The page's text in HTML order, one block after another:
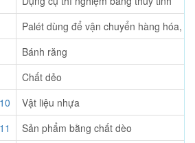
Palét dùng để vận chuyển hàng hóa,
Bánh răng
Chất dẻo
Vật liệu nhựa
Sản phẩm bằng chất dèo